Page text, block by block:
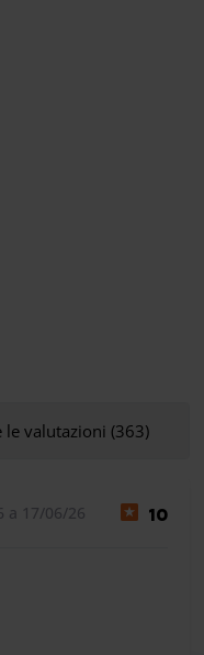
le valutazioni (363)
a 17/06/26 10